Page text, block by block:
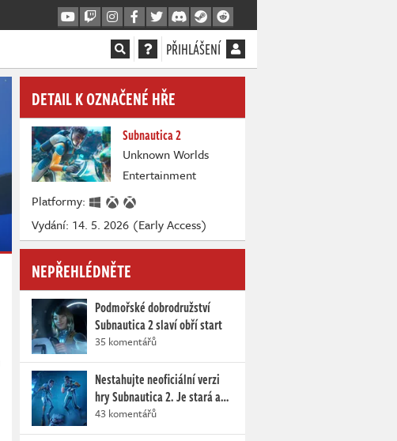
PŘIHLÁŠENÍ
DETAIL K OZNAČENÉ HŘE
Subnautica 2
Unknown Worlds
Entertainment
Platformy:
Vydání: 14. 5. 2026 (Early Access)
NEPŘEHLÉDNĚTE
Podmořské dobrodružství
Subnautica 2 slaví obří start
35 komentářů
Nestahujte neoficiální verzi
hry Subnautica 2. Je stará a…
43 komentářů